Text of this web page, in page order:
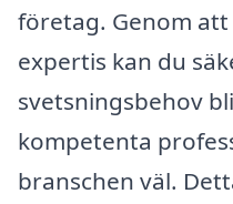
företag. Genom
expertis kan du
svetsningsbehov
kompetenta
branschen väl.